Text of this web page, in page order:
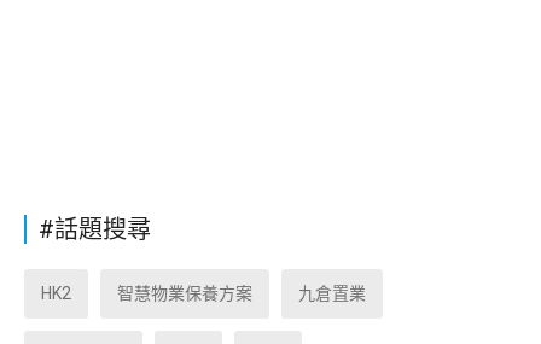
#話題搜尋
HK2 智慧物業保養方案 九倉置業